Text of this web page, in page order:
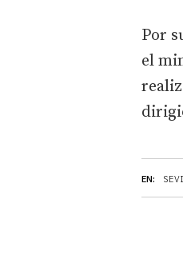
EN:
Por
el